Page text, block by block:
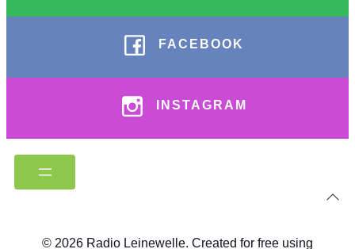
FACEBOOK
INSTAGRAM
© 2026 Radio Leinewelle. Created for free using